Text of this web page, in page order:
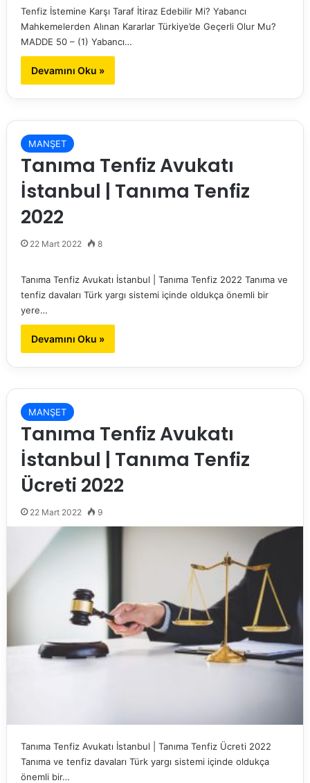
Tenfiz İstemine Karşı Taraf İtiraz Edebilir Mi? Yabancı
Mahkemelerden Alınan Kararlar Türkiye’de Geçerli Olur Mu?
MADDE 50 – (1) Yabancı…
Devamını Oku »
MANŞET
Tanıma Tenfiz Avukatı
İstanbul | Tanıma Tenfiz
2022
22 Mart 2022 8
Tanıma Tenfiz Avukatı İstanbul | Tanıma Tenfiz 2022 Tanıma ve
tenfiz davaları Türk yargı sistemi içinde oldukça önemli bir
yere…
Devamını Oku »
MANŞET
Tanıma Tenfiz Avukatı
İstanbul | Tanıma Tenfiz
Ücreti 2022
22 Mart 2022 9
Tanıma Tenfiz Avukatı İstanbul | Tanıma Tenfiz Ücreti 2022
Tanıma ve tenfiz davaları Türk yargı sistemi içinde oldukça
önemli bir…